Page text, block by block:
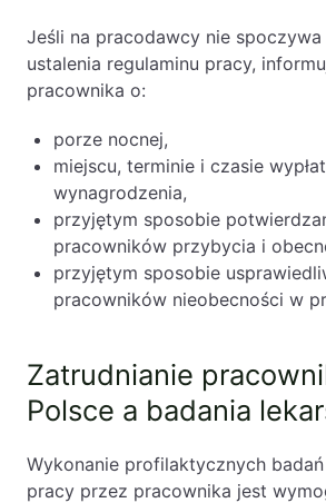
Jeśli na pracodawcy nie
ustalenia regulaminu pracy,
pracownika o:
porze nocnej,
miejscu, terminie i czasie
wynagrodzenia,
przyjętym sposobie
pracowników przybycia i
przyjętym sposobie
pracowników nieobecności w
Zatrudnianie
Polsce a badania
Wykonanie profilaktycznych
pracy przez pracownika jest